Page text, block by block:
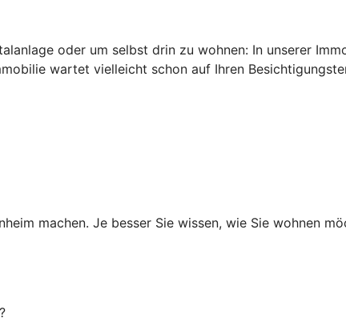
oder um selbst drin zu wohnen: In unserer
wartet vielleicht schon auf Ihren
machen. Je besser Sie wissen, wie Sie wohnen